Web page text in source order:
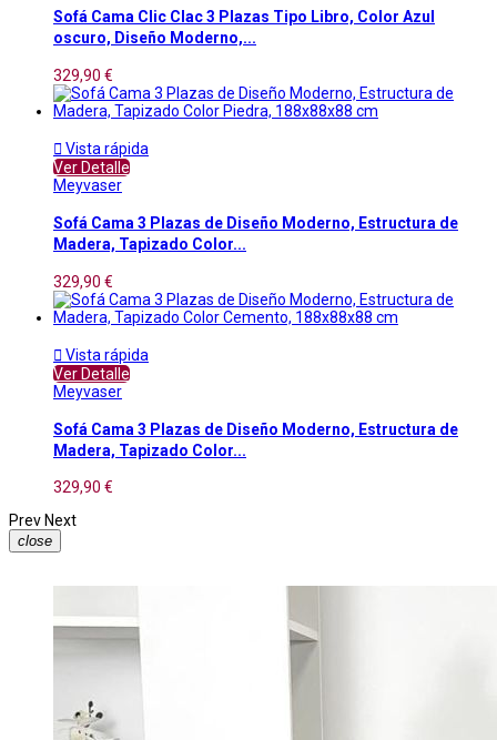
Sofá Cama Clic Clac 3 Plazas Tipo Libro, Color Azul
oscuro, Diseño Moderno,...
329,90 €
 Vista rápida
Ver Detalle
Meyvaser
Sofá Cama 3 Plazas de Diseño Moderno, Estructura de
Madera, Tapizado Color...
329,90 €
 Vista rápida
Ver Detalle
Meyvaser
Sofá Cama 3 Plazas de Diseño Moderno, Estructura de
Madera, Tapizado Color...
329,90 €
Prev Next
close